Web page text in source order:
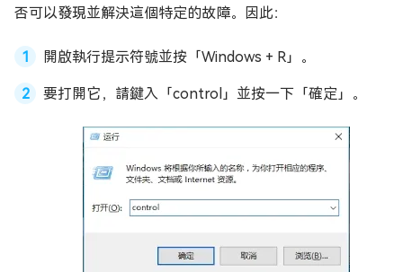
否可以發現並解決這個特定的故障。因此：
開啟執行提示符號並按「Windows + R」。
要打開它，請鍵入「control」並按一下「確定」。